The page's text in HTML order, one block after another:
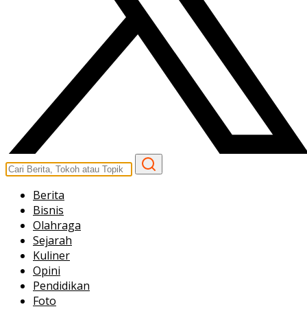
Berita
Bisnis
Olahraga
Sejarah
Kuliner
Opini
Pendidikan
Foto